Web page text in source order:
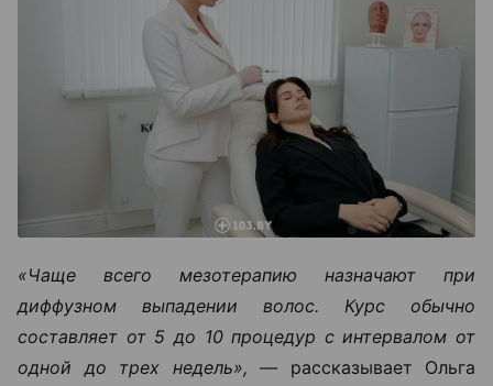
«Чаще всего мезотерапию назначают при
диффузном выпадении волос. Курс обычно
составляет от 5 до 10 процедур с интервалом от
одной до трех недель», — рассказывает Ольга